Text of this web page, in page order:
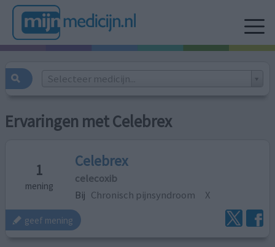
Selecteer medicijn...
Ervaringen met Celebrex
1
mening
Celebrex
celecoxib
Bij Chronisch pijnsyndroom X
geef mening